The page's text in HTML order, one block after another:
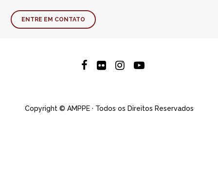
ENTRE EM CONTATO
Copyright © AMPPE · Todos os Direitos Reservados